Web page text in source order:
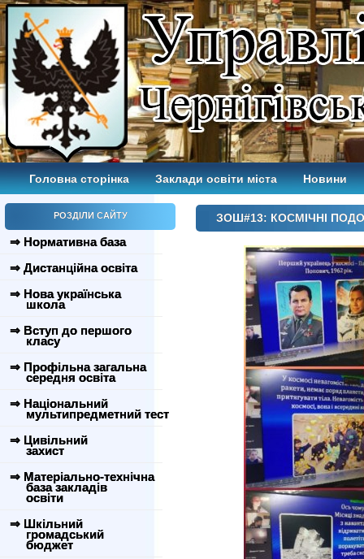
Головна сторінка Заклади освіти міста Новини
РОЗДІЛИ САЙТУ
⇒ Нормативна база
⇒ Дистанційна освіта
⇒ Нова українська
школа
⇒ Вступ до першого
класу
⇒ Профільна загальна
середня освіта
⇒ Національний
мультипредметний тест
⇒ Цивільний
захист
⇒ Матеріально-технічна
база закладів
освіти
⇒ Шкільний
громадський
бюджет
ЗОШ#13: КОСМІЧНІ